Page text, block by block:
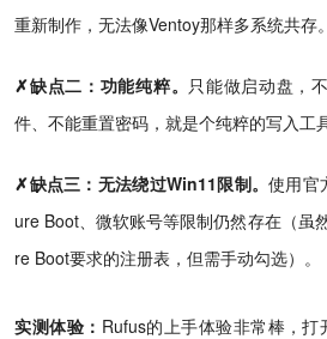
重新制作，无法像Ventoy那样多系统共存。
✗缺点二：功能纯粹。 只能做启动盘，
件、不能重置密码，就是个纯粹的写入工具
✗缺点三：无法绕过Win11限制。使用官
ure Boot、微软账号等限制仍然存在（虽
re Boot要求的注册表，但需手动勾选）。
实测体验： Rufus的上手体验非常棒，